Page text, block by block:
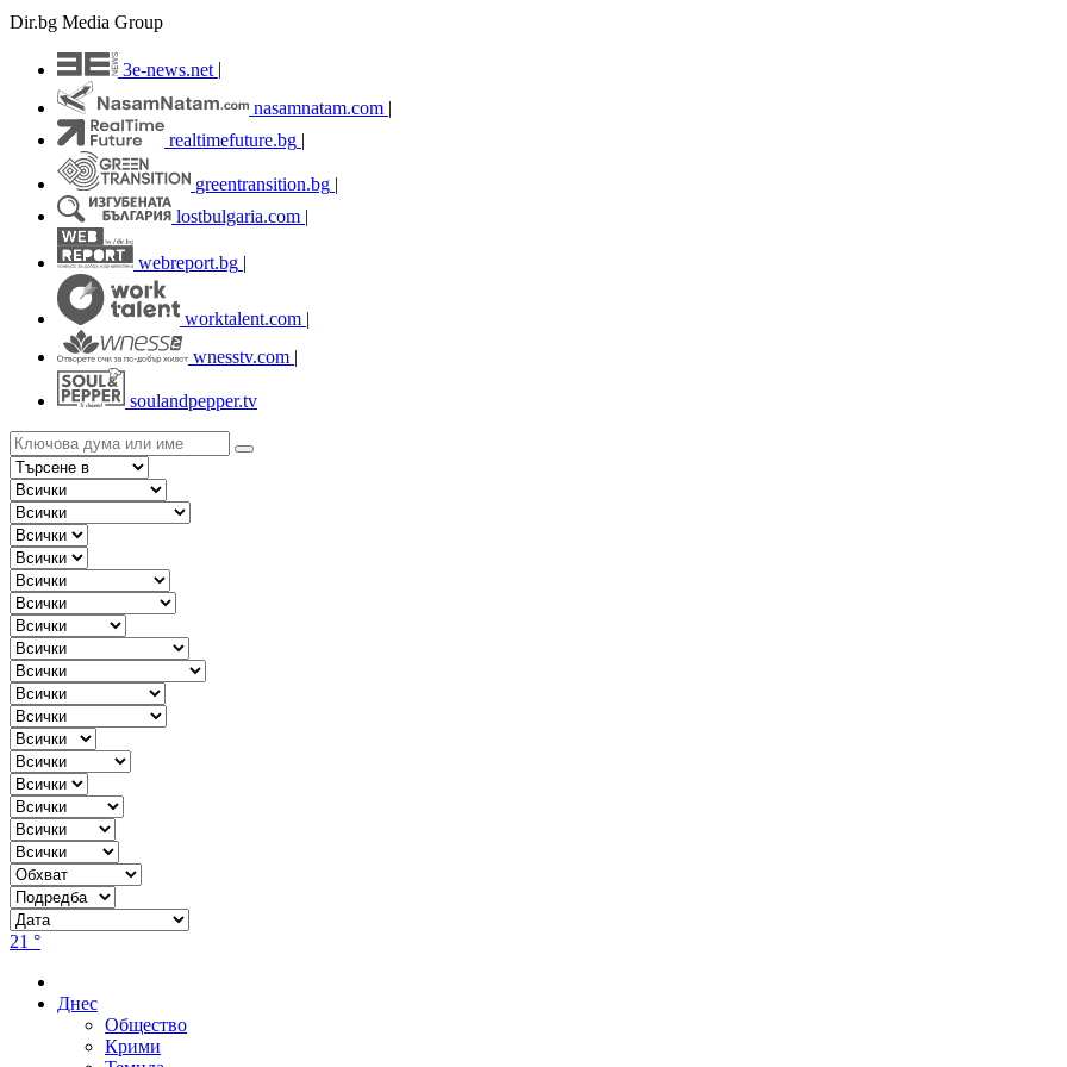
Dir.bg Media Group
3e-news.net
nasamnatam.com |
realtimefuture.bg |
greentransition.bg |
lostbulgaria.com |
webreport.bg |
worktalent.com |
wnesstv.com |
soulandpepper.tv
21 °
Днес
Общество
Крими